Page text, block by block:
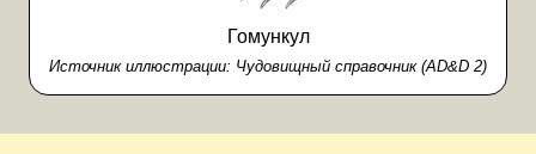
Гомункул
Источник иллюстрации: Чудовищный справочник (AD&D 2)